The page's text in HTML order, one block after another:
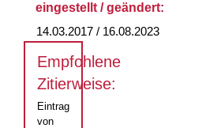
eingestellt / geändert:
14.03.2017 / 16.08.2023
Empfohlene
Zitierweise:
Eintrag
von